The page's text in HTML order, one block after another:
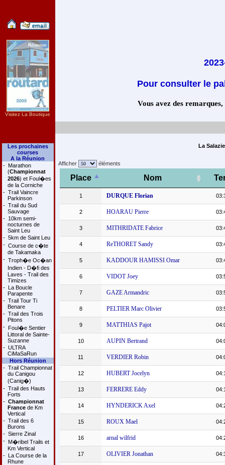
Visitez La Boutique
Les prochaines
courses
A la Réunion
- Marathon
(Championnat
2026) et Foul�es
de la Corniche
- Trail Vaincre
Parkinson
- Trail du Sud
Sauvage
- 10km semi-
nocturnes de
Saint Leu
- 5km de Saint Leu
- Course de c�te
de Takamaka
- Troph�e Oc�an
Indien - D�fi des
Laves - Trail des
Timizes
- La Boucle
Parapente
- Trail Tour Ti
Benare
- Trail des Trois
Pitons
- Foul�e Sentier
Littoral de Sainte-
Suzanne
- ULTRA
CiMaSaRun
Hors Réunion
- Trail Championnat
du Canigou
(Canig�)
- Trail des Hauts
Forts
- Championnat
Francede Km
Vertical
- Trail des 6
Burons
- Sierre Zinal
- M�ribel Trails et
Km Vertical
- La Course de la
Rhune
Pour consulter le
Vous avez des
La
Afficher éléments
Place Nom
1 DURQUE Florian
2 HOARAU Pierre
3 MITHRIDATE Fabrice
4 ReTHORET Sandy
5 KADDOUR HAMISSI Omar
6 VIDOT Joey
7 GAZE Armandric
8 PELTIER Marc Olivier
9 MATTHIAS Pajot
10 AUPIN Bertrand
11 VERDIER Robin
12 HUBERT Jocelyn
13 FERRERE Eddy
14 HYNDERICK Axel
15 ROUX Mael
16 arnal wilfrid
17 OLIVIER Jonathan